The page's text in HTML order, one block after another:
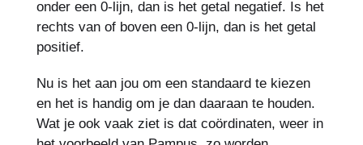
onder een 0-lijn, dan is het getal negatief. Is het
rechts van of boven een 0-lijn, dan is het getal
positief.
Nu is het aan jou om een standaard te kiezen
en het is handig om je dan daaraan te houden.
Wat je ook vaak ziet is dat coördinaten, weer in